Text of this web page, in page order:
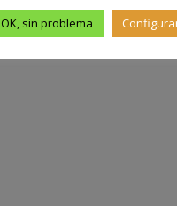
OK, sin problema